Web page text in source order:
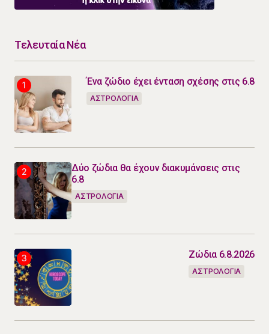
Τελευταία Νέα
Ένα ζώδιο έχει ένταση σχέσης στις 6.8
ΑΣΤΡΟΛΟΓΙΑ
Δύο ζώδια θα έχουν διακυμάνσεις στις
6.8
ΑΣΤΡΟΛΟΓΙΑ
Ζώδια 6.8.2026
ΑΣΤΡΟΛΟΓΙΑ